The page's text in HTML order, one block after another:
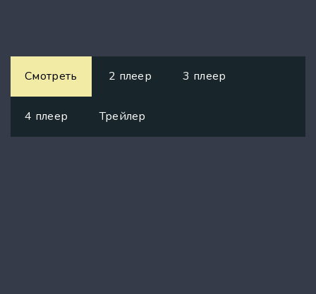
Смотреть 2 плеер 3 плеер
4 плеер Трейлер